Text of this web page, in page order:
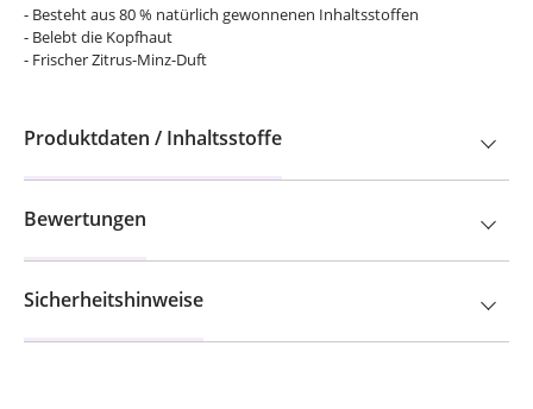
- Besteht aus 80 % natürlich gewonnenen Inhaltsstoffen
- Belebt die Kopfhaut
- Frischer Zitrus-Minz-Duft
Produktdaten / Inhaltsstoffe
Bewertungen
Sicherheitshinweise